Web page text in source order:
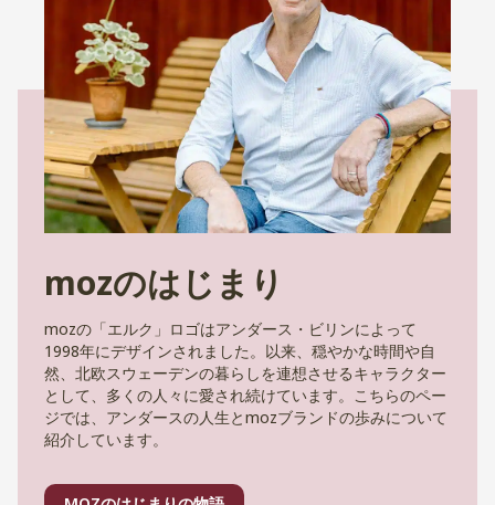
mozのはじまり
mozの「エルク」ロゴはアンダース・ビリンによって
1998年にデザインされました。以来、穏やかな時間や自
然、北欧スウェーデンの暮らしを連想させるキャラクター
として、多くの人々に愛され続けています。こちらのペー
ジでは、アンダースの人生とmozブランドの歩みについて
紹介しています。